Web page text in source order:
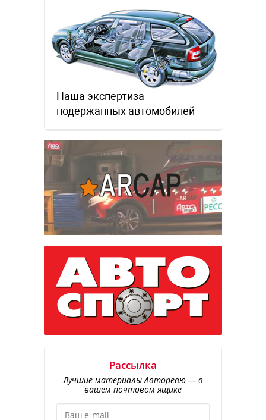
Наша экспертиза
подержанных автомобилей
Рассылка
Лучшие материалы Авторевю — в
вашем почтовом ящике